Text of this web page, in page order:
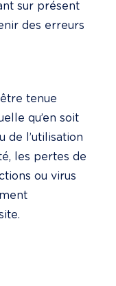
sur présent
des erreurs
tenue
qu’en soit
de l’utilisation
les pertes de
ou virus